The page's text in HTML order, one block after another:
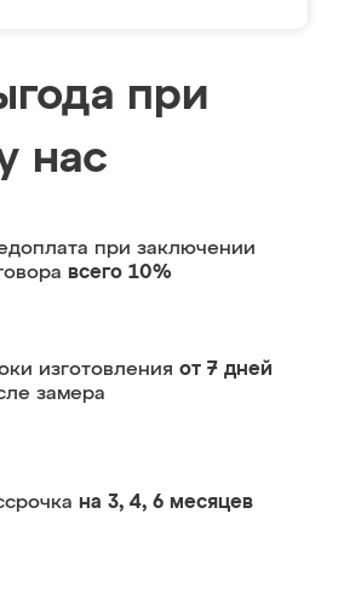
при
нас
при заключении
всего 10%
изготовления от 7 дней
замера
на 3, 4, 6 месяцев